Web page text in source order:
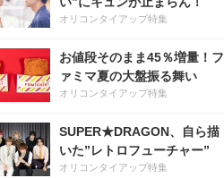
オリコンタイアップ特集
お値段そのまま45％増量！フ
ァミマ夏の大盤振る舞い
オリコンタイアップ特集
SUPER★DRAGON、自ら描
いた”レトロフューチャー”
オリコンタイアップ特集